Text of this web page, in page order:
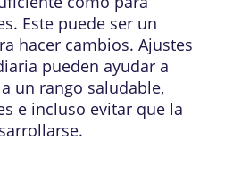
Este puede ser un
hacer cambios. Ajustes
pueden ayudar a
un rango saludable,
e incluso evitar que la